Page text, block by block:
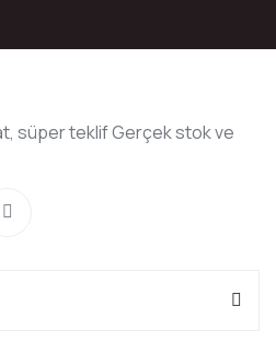
süper teklif Gerçek stok ve